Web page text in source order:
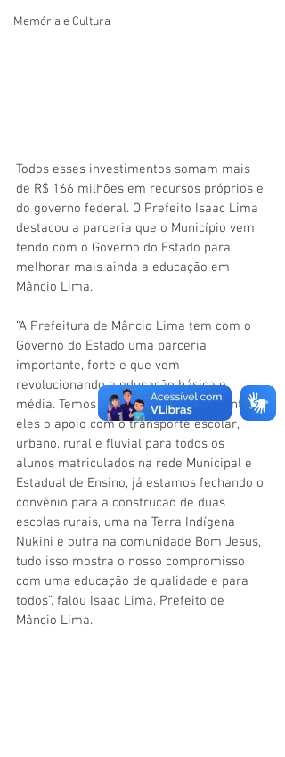
Memória e Cultura
Todos esses investimentos somam mais
de R$ 166 milhões em recursos próprios e
do governo federal. O Prefeito Isaac Lima
destacou a parceria que o Município vem
tendo com o Governo do Estado para
melhorar mais ainda a educação em
Mâncio Lima.
“A Prefeitura de Mâncio Lima tem com o
Governo do Estado uma parceria
importante, forte e que vem
revolucionando a educação básica e
média. Temos diversos convênios, dentre
eles o apoio com o transporte escolar,
urbano, rural e fluvial para todos os
alunos matriculados na rede Municipal e
Estadual de Ensino, já estamos fechando o
convênio para a construção de duas
escolas rurais, uma na Terra Indígena
Nukini e outra na comunidade Bom Jesus,
tudo isso mostra o nosso compromisso
com uma educação de qualidade e para
todos”, falou Isaac Lima, Prefeito de
Mâncio Lima.